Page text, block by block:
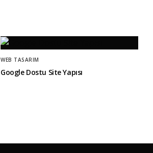
WEB TASARIM
Google Dostu Site Yapısı